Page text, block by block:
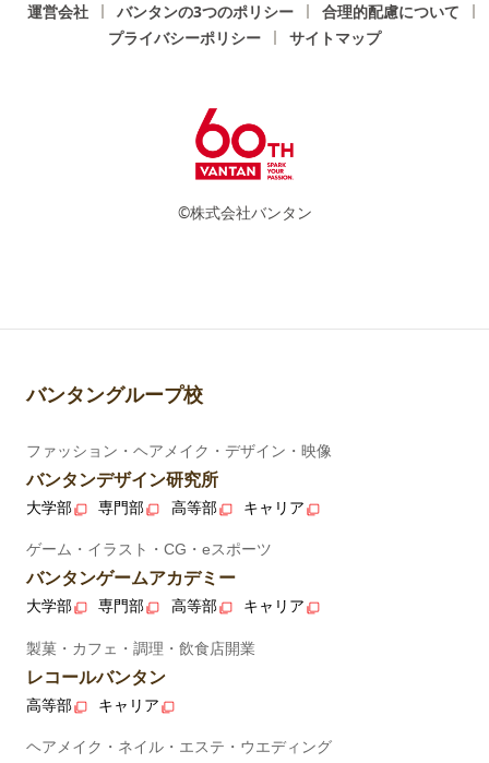
運営会社 バンタンの3つのポリシー
合理的配慮について
プライバシーポリシー
サイトマップ
©株式会社バンタン
バンタングループ校
ファッション・ヘアメイク・デザイン・映像
バンタンデザイン研究所
大学部 専門部 高等部 キャリア
ゲーム・イラスト・CG・eスポーツ
バンタンゲームアカデミー
大学部 専門部 高等部 キャリア
製菓・カフェ・調理・飲食店開業
レコールバンタン
高等部 キャリア
ヘアメイク・ネイル・エステ・ウエディング